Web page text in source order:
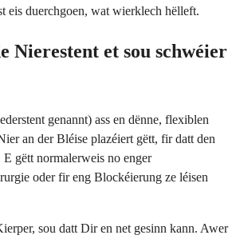
eis duerchgoen, wat wierklech hëlleft.
Nierestent et sou schwéier
genannt) ass en dënne, flexiblen
an der Bléise plazéiert gëtt, fir datt den
gëtt normalerweis no enger
oder fir eng Blockéierung ze léisen
sou datt Dir en net gesinn kann. Awer